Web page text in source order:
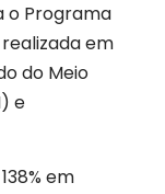
o Programa
em
do Meio
e
em